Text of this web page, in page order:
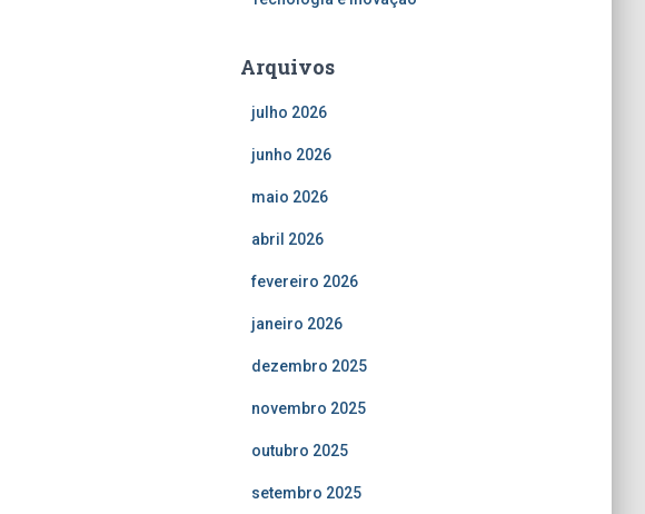
Arquivos
julho 2026
junho 2026
maio 2026
abril 2026
fevereiro 2026
janeiro 2026
dezembro 2025
novembro 2025
outubro 2025
setembro 2025